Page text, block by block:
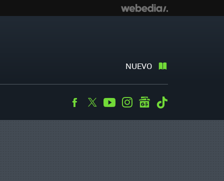
NUEVO
Facebook
TwitterYoutubeInstagramgooglenews